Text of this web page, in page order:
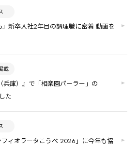
」新卒入社2年目の調理職に密着 動画を
載
兵庫）』で「相楽園パーラー」の
た
ィオラータこうべ 2026」に今年も協